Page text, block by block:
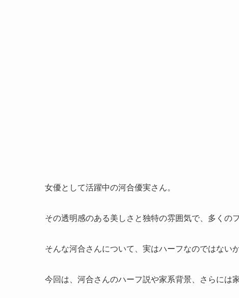
女優として活躍中の河合優実さん。
その透明感のある美しさと独特の雰囲気で、多くの
そんな河合さんについて、実はハーフなのではない
今回は、河合さんのハーフ説や家系背景、さらには